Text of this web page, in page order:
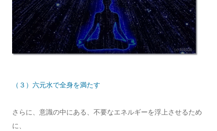
（３）六元水で全身を満たす
さらに、意識の中にある、不要なエネルギーを浮上させるため
に、